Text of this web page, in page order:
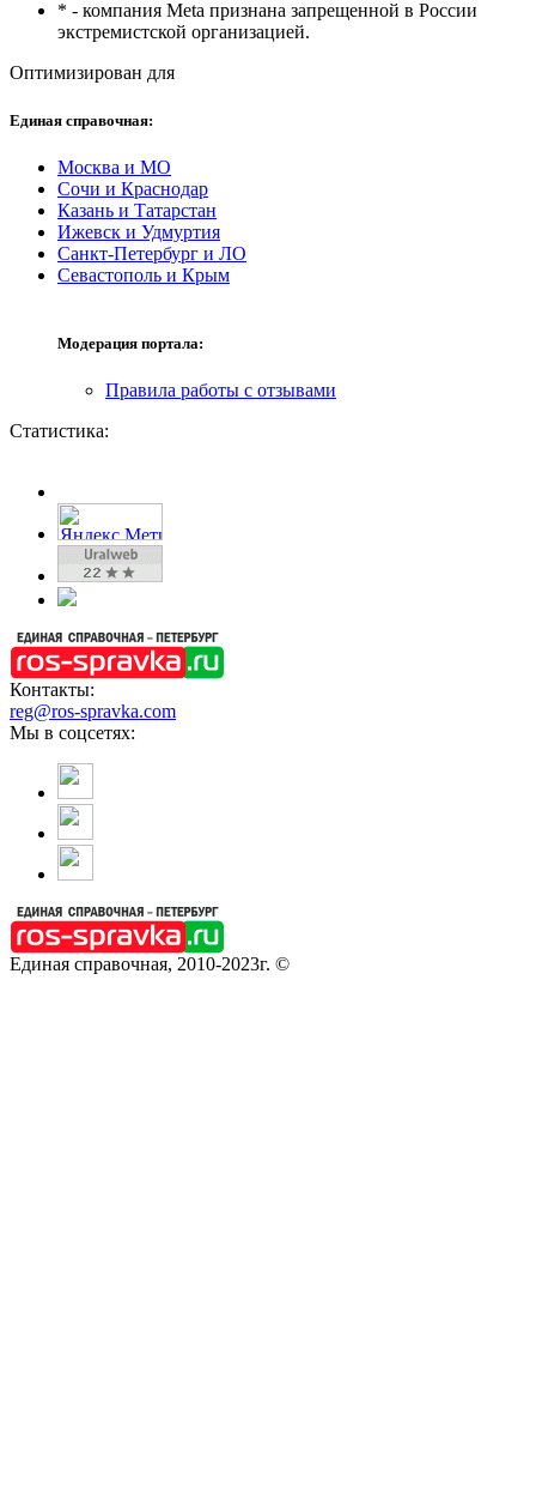
* - компания Meta признана запрещенной в России
экстремистской организацией.
Оптимизирован для
Единая справочная:
Москва и МО
Сочи и Краснодар
Казань и Татарстан
Ижевск и Удмуртия
Санкт-Петербург и ЛО
Севастополь и Крым
Модерация портала:
Правила работы с отзывами
Статистика:
Контакты:
reg@ros-spravka.com
Мы в соцсетях:
Единая справочная, 2010-2023г. ©